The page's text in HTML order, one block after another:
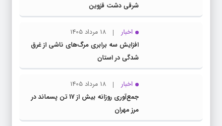
شرقی دشت قزوین
اخبار
18 مرداد 1405
افزایش سه برابری مرگ‌های ناشی از غرق
شدگی در استان
اخبار
18 مرداد 1405
جمع‌آوری روزانه بیش از 17 تن پسماند در
مرز مهران